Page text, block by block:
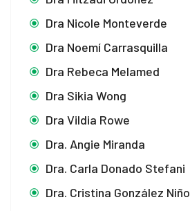
Dra Nicole Monteverde
Dra Noemí Carrasquilla
Dra Rebeca Melamed
Dra Sikia Wong
Dra Vildia Rowe
Dra. Angie Miranda
Dra. Carla Donado Stefani
Dra. Cristina González Niño